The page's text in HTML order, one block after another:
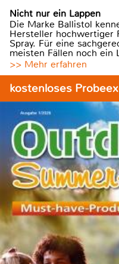
Nicht nur ein Lappen
Die Marke Ballistol
Hersteller hochwertiger
Spray. Für eine
meisten Fällen noch ein
>> Mehr erfahren
kostenloses